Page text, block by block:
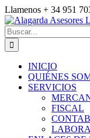
Saltar
al
contenido
Llamenos + 34 951
Facebook
Correo
electrónico
Buscar:
INICIO
QUIÉNES
SERVICIOS
FISCAL